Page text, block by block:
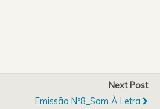
Next Post
Emissão Nº8_Som À Letra